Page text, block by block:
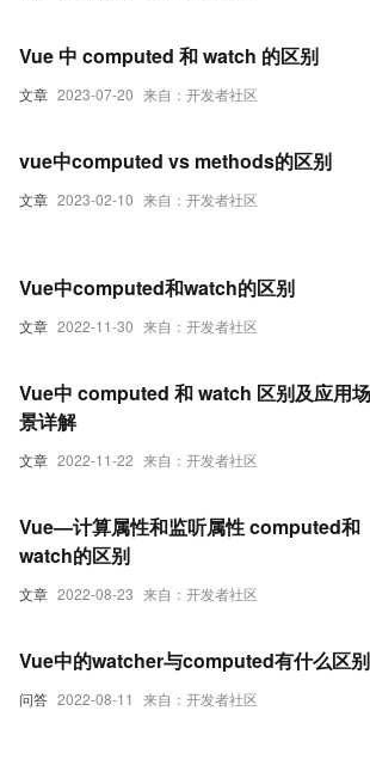
文章 2023-07-20 来自：开发者社区
Vue 中 computed 和 watch 的区别
文章 2023-02-10 来自：开发者社区
vue中computed vs methods的区别
文章 2022-11-30 来自：开发者社区
Vue中computed和watch的区别
文章 2022-11-22 来自：开发者社区
Vue中 computed 和 watch 区别及应用场
景详解
文章 2022-08-23 来自：开发者社区
Vue—计算属性和监听属性 computed和
watch的区别
问答 2022-08-11 来自：开发者社区
Vue中的watcher与computed有什么区